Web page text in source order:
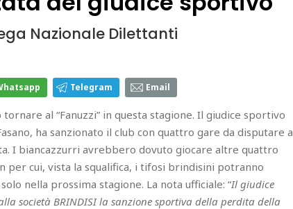
Nazionale Dilettanti
Telegram Email
al “Fanuzzi” in questa stagione. Il giudice sportivo
ha sanzionato il club con quattro gare da disputare a
I biancazzurri avrebbero dovuto giocare altre quattro
cui, vista la squalifica, i tifosi brindisini potranno
nella prossima stagione. La nota ufficiale: “Il giudice
società BRINDISI la sanzione sportiva della perdita della